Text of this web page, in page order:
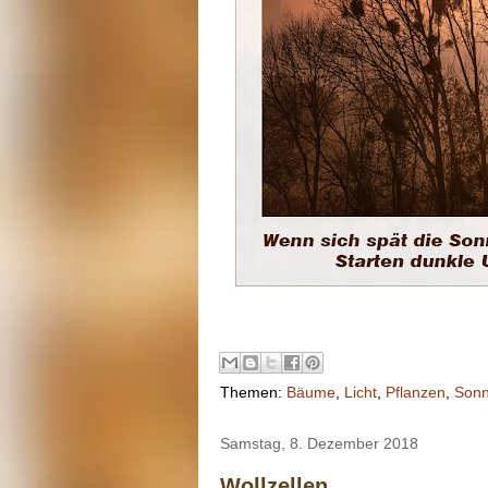
Themen: Bäume Licht Pflanzen
Samstag, 8. Dezember 2018